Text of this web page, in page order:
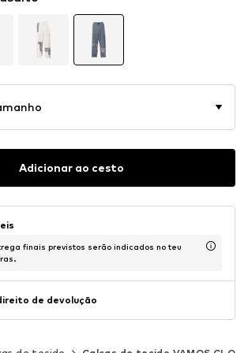
Adicionar ao cesto
finais previstos serão indicados no teu
de devolução